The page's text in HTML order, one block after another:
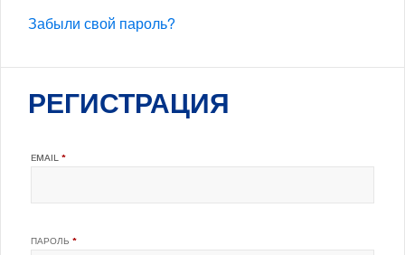
Забыли свой пароль?
РЕГИСТРАЦИЯ
EMAIL *ОБЯЗАТЕЛЬНО
ПАРОЛЬ *ОБЯЗАТЕЛЬНО